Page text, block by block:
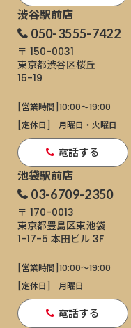
渋谷駅前店
050-3555-7422
〒 150-0031
東京都渋谷区桜丘
15-19
[営業時間]10:00～19:00
[定休日]
月曜日・火曜日
電話する
池袋駅前店
03-6709-2350
〒 170-0013
東京都豊島区東池袋
1-17-5 本田ビル 3F
[営業時間]10:00～19:00
[定休日]
月曜日
電話する